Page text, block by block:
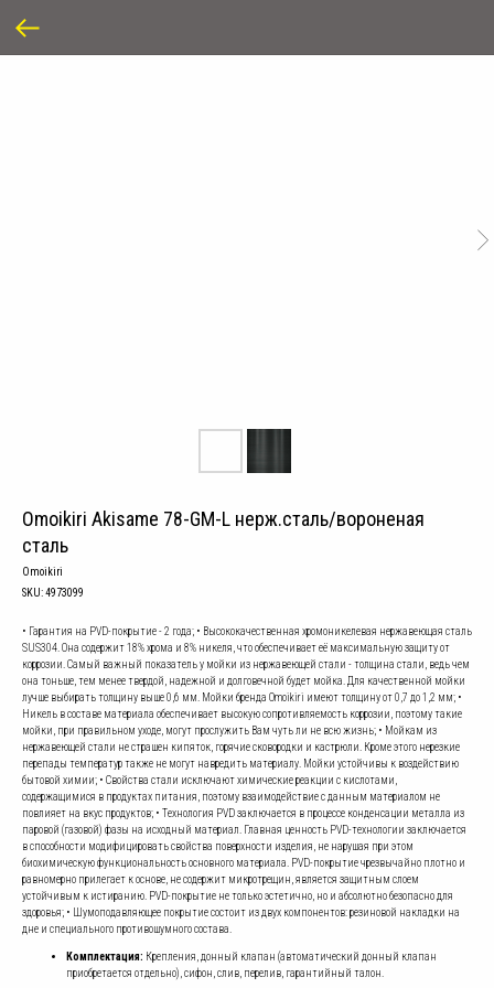
Omoikiri Akisame 78-GM-L нерж.сталь/вороненая
сталь
Omoikiri
SKU:4973099
• Гарантия на PVD-покрытие - 2 года; • Высококачественная хромоникелевая нержавеющая сталь
SUS304. Она содержит 18% хрома и 8% никеля, что обеспечивает её максимальную защиту от
коррозии. Самый важный показатель у мойки из нержавеющей стали - толщина стали, ведь чем
она тоньше, тем менее твердой, надежной и долговечной будет мойка. Для качественной мойки
лучше выбирать толщину выше 0,6 мм. Мойки бренда Omoikiri имеют толщину от 0,7 до 1,2 мм; •
Никель в составе материала обеспечивает высокую сопротивляемость коррозии, поэтому такие
мойки, при правильном уходе, могут прослужить Вам чуть ли не всю жизнь; • Мойкам из
нержавеющей стали не страшен кипяток, горячие сковородки и кастрюли. Кроме этого нерезкие
перепады температур также не могут навредить материалу. Мойки устойчивы к воздействию
бытовой химии; • Свойства стали исключают химические реакции с кислотами,
содержащимися в продуктах питания, поэтому взаимодействие с данным материалом не
повлияет на вкус продуктов; • Технология PVD заключается в процессе конденсации металла из
паровой (газовой) фазы на исходный материал. Главная ценность PVD-технологии заключается
в способности модифицировать свойства поверхности изделия, не нарушая при этом
биохимическую функциональность основного материала. PVD-покрытие чрезвычайно плотно и
равномерно прилегает к основе, не содержит микротрещин, является защитным слоем
устойчивым к истиранию. PVD-покрытие не только эстетично, но и абсолютно безопасно для
здоровья; • Шумоподавляющее покрытие состоит из двух компонентов: резиновой накладки на
дне и специального противошумного состава.
Комплектация: Крепления, донный клапан (автоматический донный клапан
приобретается отдельно), сифон, слив, перелив, гарантийный талон.